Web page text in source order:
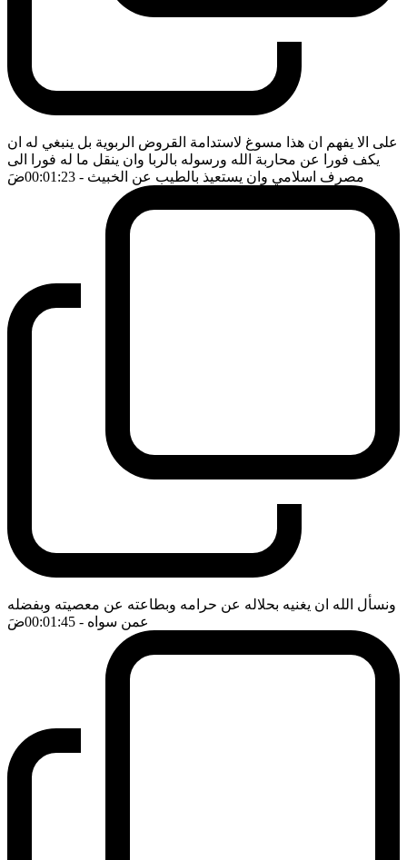
على الا يفهم ان هذا مسوغ لاستدامة القروض الربوية بل ينبغي له ان
يكف فورا عن محاربة الله ورسوله بالربا وان ينقل ما له فورا الى
مصرف اسلامي وان يستعيذ بالطيب عن الخبيث - 00:01:23 ضَ
ونسأل الله ان يغنيه بحلاله عن حرامه وبطاعته عن معصيته وبفضله
عمن سواه - 00:01:45 ضَ